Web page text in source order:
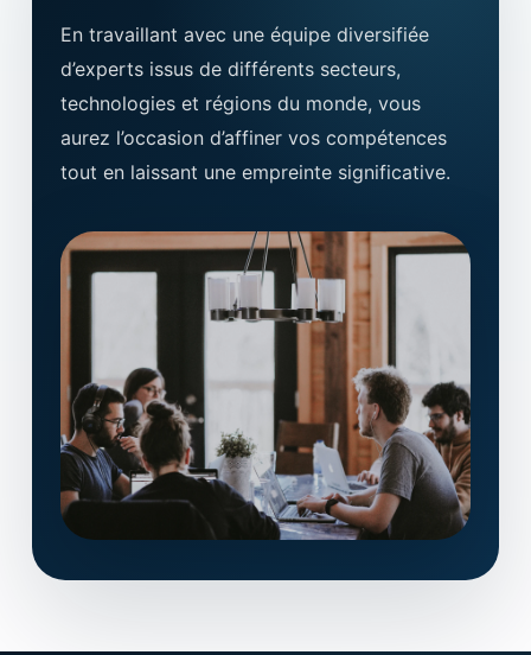
En travaillant avec une équipe diversifiée
d’experts issus de différents secteurs,
technologies et régions du monde, vous
aurez l’occasion d’affiner vos compétences
tout en laissant une empreinte significative.